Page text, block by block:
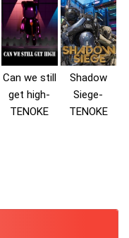
Can we still
get high-
TENOKE
Shadow
Siege-
TENOKE